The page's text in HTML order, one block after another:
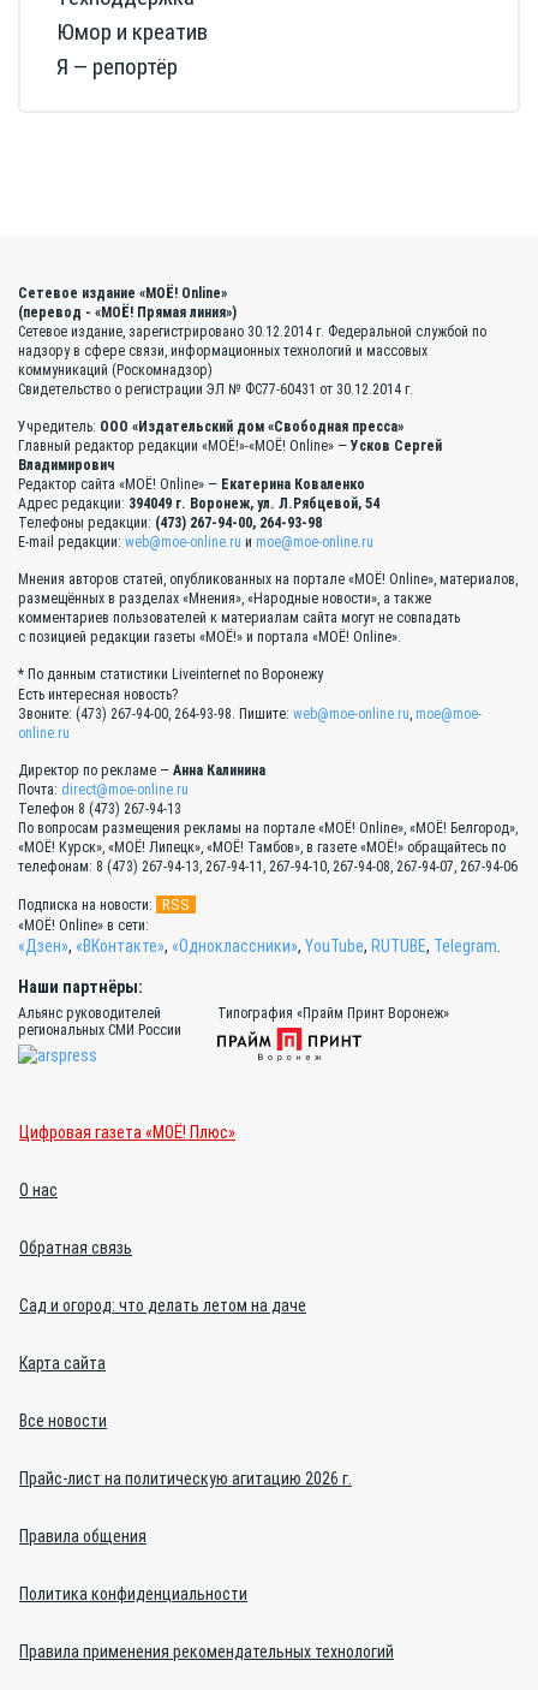
Юмор и креатив
Я — репортёр
Сетевое издание «МОЁ! Online»
(перевод - «МОЁ! Прямая линия»)
Сетевое издание, зарегистрировано 30.12.2014 г. Федеральной службой по
надзору в сфере связи, информационных технологий и массовых
коммуникаций (Роскомнадзор)
Свидетельство о регистрации ЭЛ № ФС77-60431 от 30.12.2014 г.
Учредитель: ООО «Издательский дом «Свободная пресса»
Главный редактор редакции «МОЁ!»-«МОЁ! Online» — Усков Сергей
Владимирович
Редактор сайта «МОЁ! Online» — Екатерина Коваленко
Адрес редакции: 394049 г. Воронеж, ул. Л.Рябцевой, 54
Телефоны редакции: (473) 267-94-00, 264-93-98
E-mail редакции: web@moe-online.ru и moe@moe-online.ru
Мнения авторов статей, опубликованных на портале «МОЁ! Online», материалов,
размещённых в разделах «Мнения», «Народные новости», а также
комментариев пользователей к материалам сайта могут не совпадать
с позицией редакции газеты «МОЁ!» и портала «МОЁ! Online».
* По данным статистики Liveinternet по Воронежу
Есть интересная новость?
Звоните: (473) 267-94-00, 264-93-98. Пишите: web@moe-online.ru moe@moe-
online.ru
Директор по рекламе — Анна Калинина
Почта: direct@moe-online.ru
Телефон 8 (473) 267-94-13
По вопросам размещения рекламы на портале «МОЁ! Online», «МОЁ! Белгород»,
«МОЁ! Курск», «МОЁ! Липецк», «МОЁ! Тамбов», в газете «МОЁ!» обращайтесь по
телефонам: 8 (473) 267-94-13, 267-94-11, 267-94-10, 267-94-08, 267-94-07, 267-94-06
Подписка на новости: RSS
«МОЁ! Online» в сети:
«Дзен», «ВКонтакте», «Одноклассники», YouTube, RUTUBE, Telegram
Наши партнёры:
Альянс руководителей
региональных СМИ России
Типография «Прайм Принт Воронеж»
Цифровая газета «МОЁ! Плюс»
О нас
Обратная связь
Сад и огород: что делать летом на даче
Карта сайта
Все новости
Прайс-лист на политическую агитацию 2026 г.
Правила общения
Политика конфиденциальности
Правила применения рекомендательных технологий